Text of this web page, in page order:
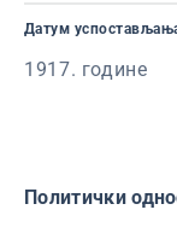
Датум
1917. године
Политички